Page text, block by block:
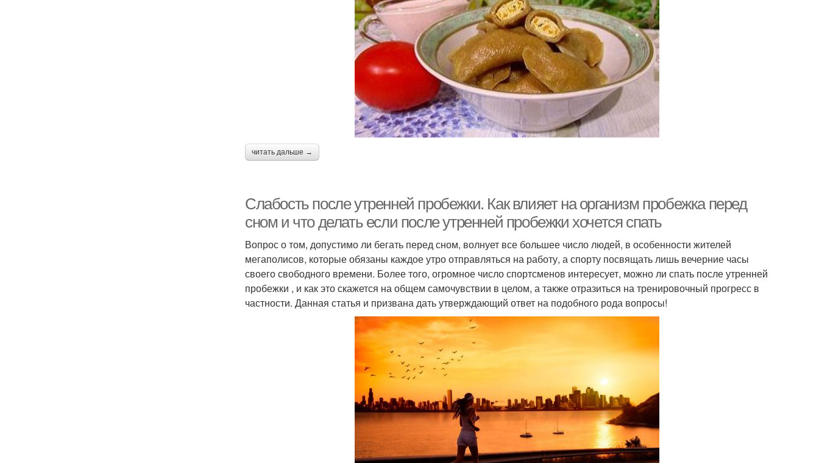
читать дальше →
Слабость после утренней пробежки. Как влияет на организм пробежка перед
сном и что делать если после утренней пробежки хочется спать
Вопрос о том, допустимо ли бегать перед сном, волнует все большее число людей, в особенности жителей
мегаполисов, которые обязаны каждое утро отправляться на работу, а спорту посвящать лишь вечерние часы
своего свободного времени. Более того, огромное число спортсменов интересует, можно ли спать после утренней
пробежки , и как это скажется на общем самочувствии в целом, а также отразиться на тренировочный прогресс в
частности. Данная статья и призвана дать утверждающий ответ на подобного рода вопросы!